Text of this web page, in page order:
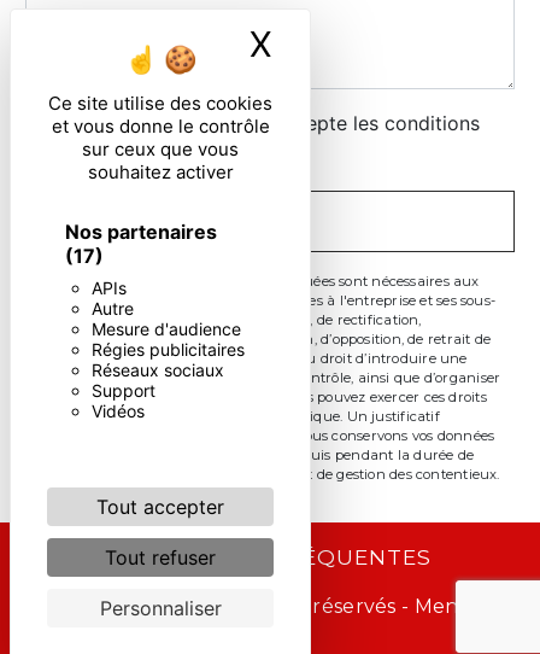
Ce site utilise des cookies
et vous donne le contrôle
sur ceux que vous
souhaitez activer
Nos partenaires
(17)
APIs
Autre
Mesure d'audience
Régies publicitaires
Réseaux sociaux
Support
Vidéos
Tout accepter
Tout refuser
Personnaliser
X
En cochant cette case, j'accepte les conditions
particulières ci-dessous **
** Les données personnelles communiquées sont nécessaires aux
fins de vous contacter. Elles sont destinées à l'entreprise et ses sous-
traitants. Vous disposez de droits d’accès, de rectification,
d’effacement, de portabilité, de limitation, d’opposition, de retrait de
votre consentement à tout moment et du droit d’introduire une
réclamation auprès d’une autorité de contrôle, ainsi que d’organiser
le sort de vos données post-mortem. Vous pouvez exercer ces droits
par voie postale ou par courrier électronique. Un justificatif
d'identité pourra vous être demandé. Nous conservons vos données
pendant la période de prise de contact puis pendant la durée de
prescription légale aux fins probatoire et de gestion des contentieux.
RECHERCHES FRÉQUENTES
Vistalid- 2026 - Tous droits réservés - Mentions